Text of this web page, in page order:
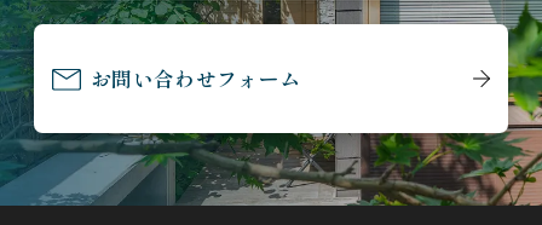
お問い合わせフォーム